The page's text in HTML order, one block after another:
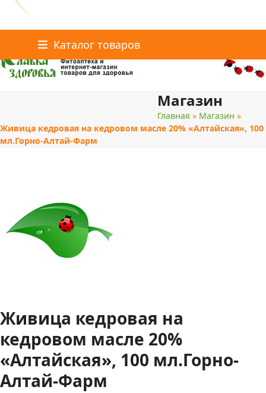
content
Каталог товаров
Контакты
Магазин
Главная » Магазин »
Живица кедровая на кедровом масле 20% «Алтайская», 100
мл.Горно-Алтай-Фарм
Живица кедровая на
кедровом масле 20%
«Алтайская», 100 мл.Горно-
Алтай-Фарм